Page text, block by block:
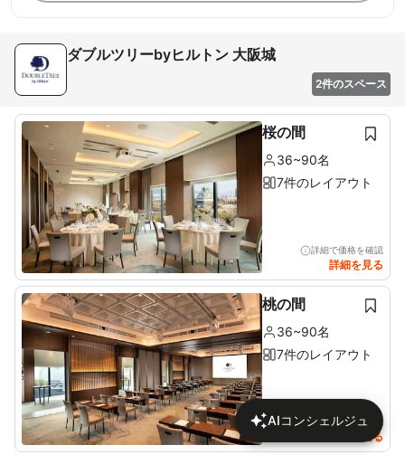
ダブルツリーbyヒルトン 大阪城
2件のスペース
桜の間
36~90名
7件のレイアウト
詳細で価格を確認
詳細を見る
桃の間
36~90名
7件のレイアウト
詳細で価格を確認
詳細を見る
AIコンシェルジュ